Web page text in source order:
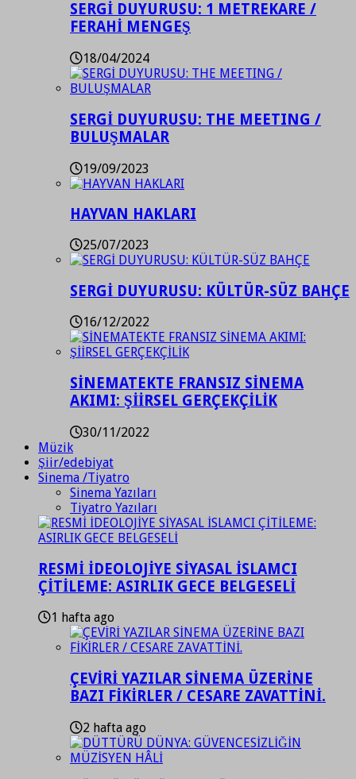
SERGİ DUYURUSU: 1 METREKARE /
FERAHİ MENGEŞ
18/04/2024
SERGİ DUYURUSU: THE MEETING /
BULUŞMALAR
19/09/2023
HAYVAN HAKLARI
25/07/2023
SERGİ DUYURUSU: KÜLTÜR-SÜZ BAHÇE
16/12/2022
SİNEMATEKTE FRANSIZ SİNEMA
AKIMI: ŞİİRSEL GERÇEKÇİLİK
30/11/2022
Müzik
Şiir/edebiyat
Sinema /Tiyatro
Sinema Yazıları
Tiyatro Yazıları
RESMİ İDEOLOJİYE SİYASAL İSLAMCI
ÇİTİLEME: ASIRLIK GECE BELGESELİ
1 hafta ago
ÇEVİRİ YAZILAR SİNEMA ÜZERİNE
BAZI FİKİRLER / CESARE ZAVATTİNİ.
2 hafta ago